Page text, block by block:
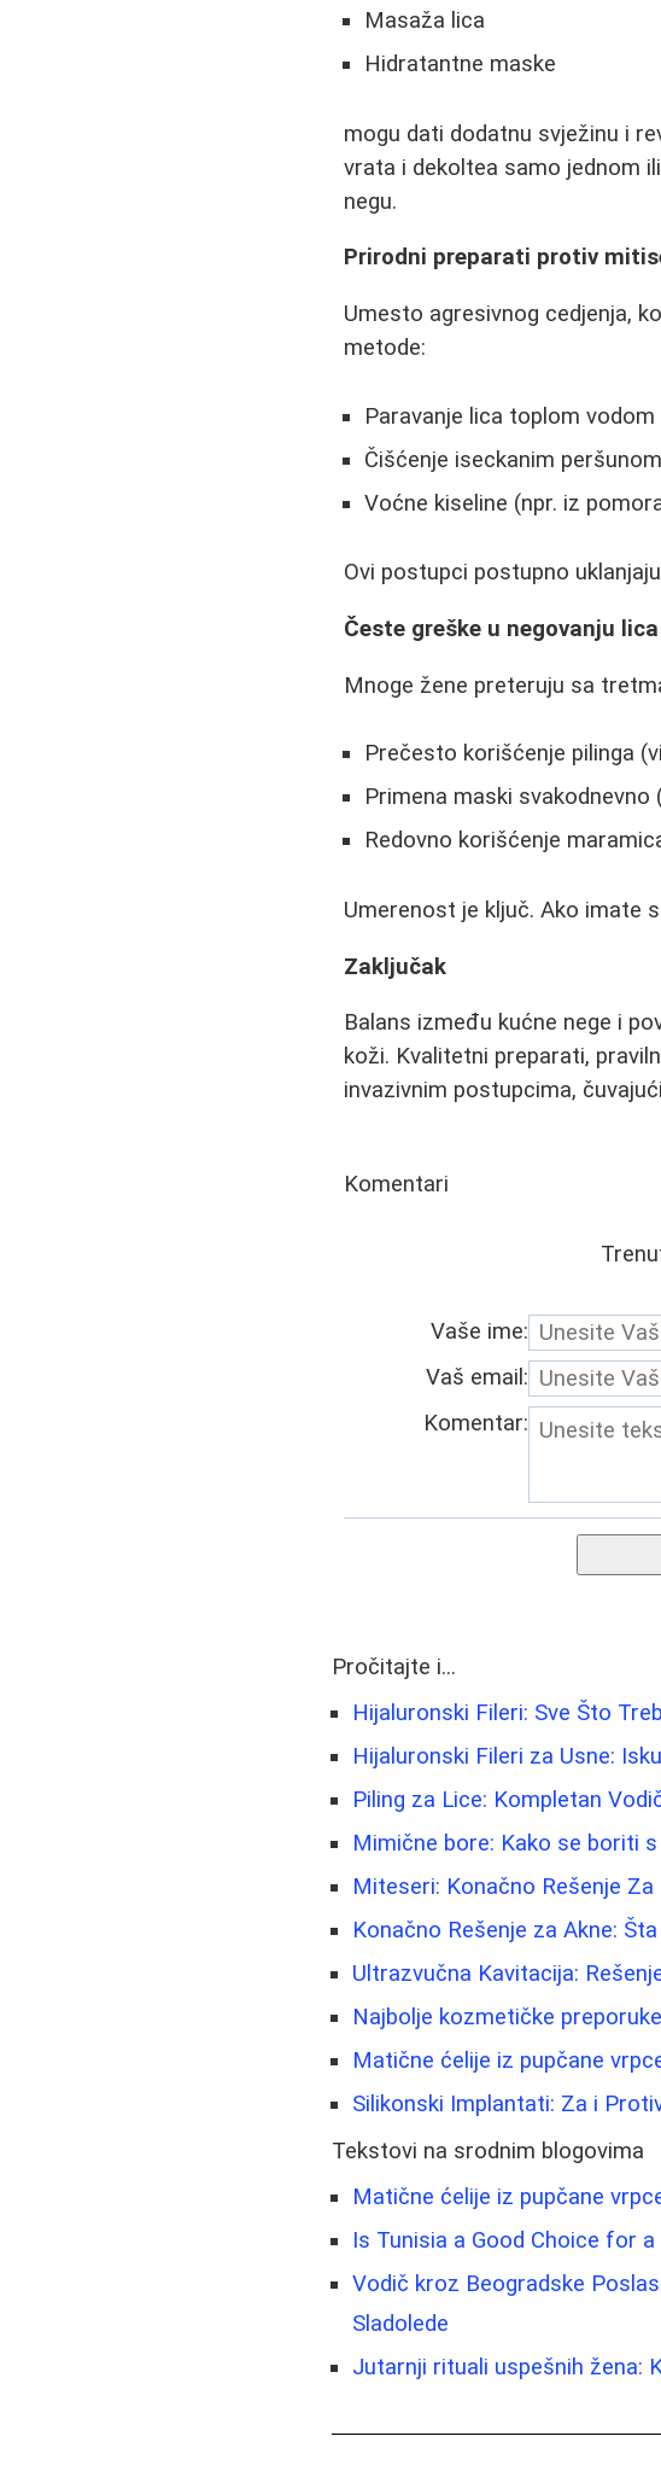
Masaža lica
Hidratantne maske
mogu dati dodatnu svježinu i
vrata i dekoltea samo jednom
negu.
Prirodni preparati protiv
Umesto agresivnog cedjenja,
metode:
Paravanje lica toplom vodom
Čišćenje iseckanim peršunom
Voćne kiseline (npr. iz
Ovi postupci postupno
Česte greške u negovanju lica
Mnoge žene preteruju sa
Prečesto korišćenje pilinga
Primena maski
Redovno korišćenje
Umerenost je ključ. Ako imate
Zaključak
Balans između kućne nege i
koži. Kvalitetni preparati,
invazivnim postupcima,
Komentari
Vaše ime:
Vaš email:
Komentar:
Pročitajte i...
Hijaluronski Fileri: Sve Što
Hijaluronski Fileri za Usne:
Piling za Lice: Kompletan
Mimične bore: Kako se boriti
Miteseri: Konačno Rešenje Za
Konačno Rešenje za Akne:
Ultrazvučna Kavitacija:
Najbolje kozmetičke
Matične ćelije iz pupčane
Silikonski Implantati: Za i
Tekstovi na srodnim blogovima
Matične ćelije iz pupčane
Is Tunisia a Good Choice for
Vodič kroz Beogradske
Sladolede
Jutarnji rituali uspešnih žena: